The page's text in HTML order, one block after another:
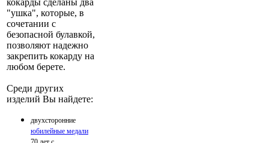
"ушка", которые, в
сочетании с
безопасной булавкой,
позволяют надежно
закрепить кокарду на
любом берете.
Среди других
изделий Вы найдете:
двухсторонние
юбилейные медали